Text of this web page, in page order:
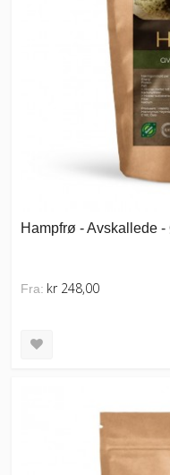
Hampfrø - Avskallede
Fra: kr 248,00